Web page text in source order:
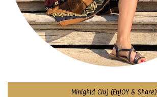
Minighid Cluj (EnJOY & Share)